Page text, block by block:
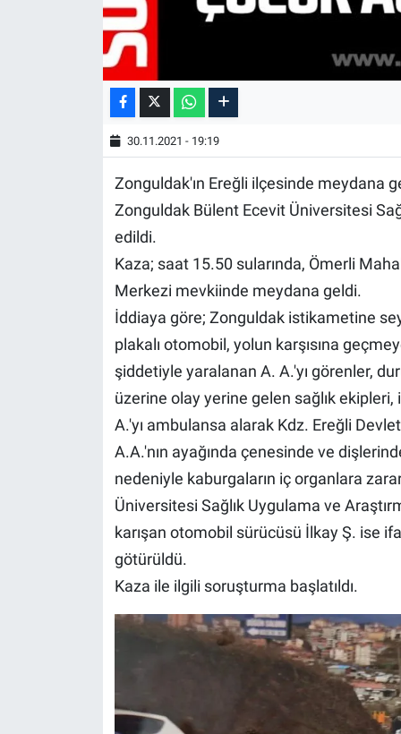
30.11.2021 - 19:19
Zonguldak'ın Ereğli ilçesinde meydana
Zonguldak Bülent Ecevit Üniversitesi
edildi.
Kaza; saat 15.50 sularında, Ömerli
Merkezi mevkiinde meydana geldi.
İddiaya göre; Zonguldak istikametine
plakalı otomobil, yolun karşısına
şiddetiyle yaralanan A. A.'yı görenler,
üzerine olay yerine gelen sağlık ekipleri,
A.'yı ambulansa alarak Kdz. Ereğli
A.A.'nın ayağında çenesinde ve
nedeniyle kaburgaların iç organlara
Üniversitesi Sağlık Uygulama ve
karışan otomobil sürücüsü İlkay Ş. ise
götürüldü.
Kaza ile ilgili soruşturma başlatıldı.